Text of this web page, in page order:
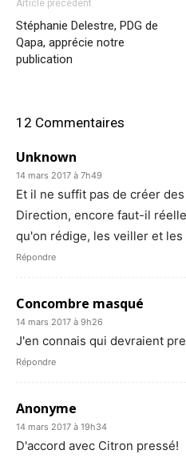
Article précédent
Stéphanie Delestre, PDG de
Qapa, apprécie notre
publication
12 Commentaires
Unknown
14 mars 2017 à 7h49
Et il ne suffit pas de créer
Direction, encore faut-il
qu'on rédige, les veiller et les
Répondre
Concombre masqué
14 mars 2017 à 9h26
J'en connais qui devraient
Répondre
Anonyme
14 mars 2017 à 19h34
D'accord avec Citron pressé!